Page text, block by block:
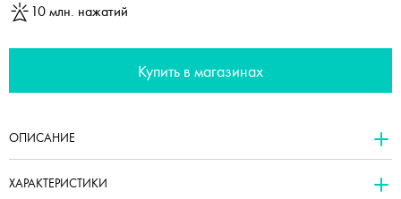
10 млн. нажатий
Купить в магазинах
ОПИСАНИЕ
ХАРАКТЕРИСТИКИ